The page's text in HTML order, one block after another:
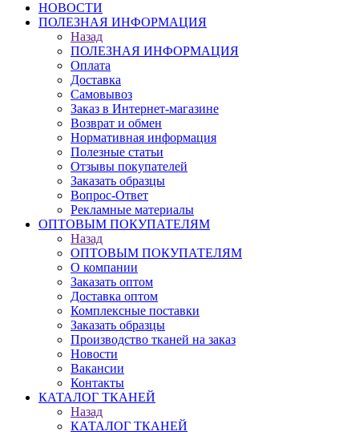
НОВОСТИ
ПОЛЕЗНАЯ ИНФОРМАЦИЯ
Назад
ПОЛЕЗНАЯ ИНФОРМАЦИЯ
Оплата
Доставка
Самовывоз
Заказ в Интернет-магазине
Возврат и обмен
Нормативная информация
Полезные статьи
Отзывы покупателей
Заказать образцы
Вопрос-Ответ
Рекламные материалы
ОПТОВЫМ ПОКУПАТЕЛЯМ
Назад
ОПТОВЫМ ПОКУПАТЕЛЯМ
О компании
Заказать оптом
Доставка оптом
Комплексные поставки
Заказать образцы
Производство тканей на заказ
Новости
Вакансии
Контакты
КАТАЛОГ ТКАНЕЙ
Назад
КАТАЛОГ ТКАНЕЙ